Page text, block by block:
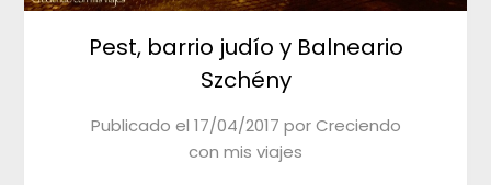
Pest, barrio judío y Balneario
Szchény
Publicado el 17/04/2017 porCreciendo
con mis viajes